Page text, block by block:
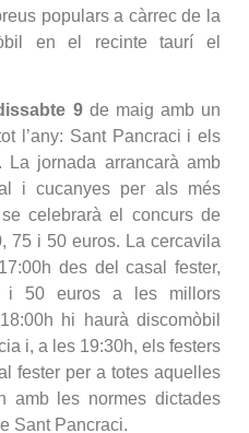
populars a càrrec de la
en el recinte taurí el
9de maig amb un
l’any: Sant Pancraci i els
La jornada arrancarà amb
i cucanyes per als més
celebrarà el concurs de
75 i 50 euros. La cercavila
des del casal fester,
i 50 euros a les millors
hi haurà discomòbil
i, a les 19:30h, els festers
fester per a totes aquelles
amb les normes dictades
Sant Pancraci.